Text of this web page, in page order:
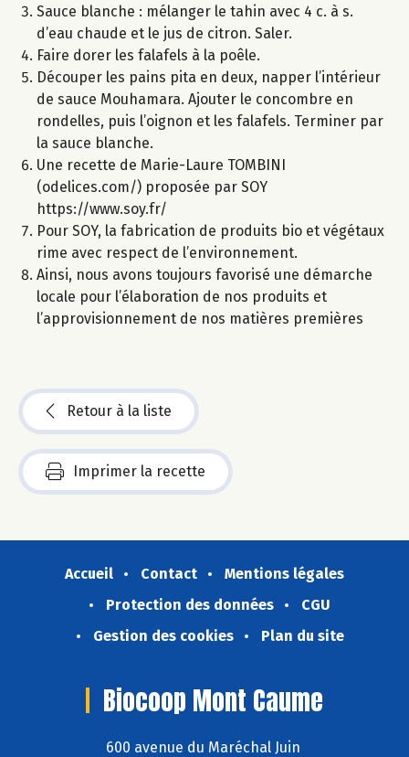
Sauce blanche : mélanger le tahin avec 4 c. à s.
d’eau chaude et le jus de citron. Saler.
Faire dorer les falafels à la poêle.
Découper les pains pita en deux, napper l’intérieur
de sauce Mouhamara. Ajouter le concombre en
rondelles, puis l’oignon et les falafels. Terminer par
la sauce blanche.
Une recette de Marie-Laure TOMBINI
(odelices.com/) proposée par SOY
https://www.soy.fr/
Pour SOY, la fabrication de produits bio et végétaux
rime avec respect de l’environnement.
Ainsi, nous avons toujours favorisé une démarche
locale pour l’élaboration de nos produits et
l’approvisionnement de nos matières premières
Retour à la liste
Imprimer la recette
Accueil Contact
Mentions légales
Protection des données
CGU
Gestion des cookies
Plan du site
Biocoop Mont Caume
600 avenue du Maréchal Juin